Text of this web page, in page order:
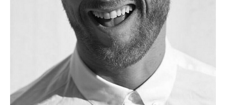
POP MUZIKANTEN
TALENTEN INTERNATIONALE
BEWERBUNG